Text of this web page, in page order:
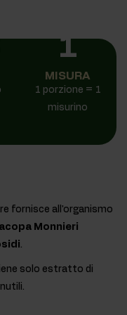
1
MISURA
1 porzione = 1
misurino
fornisce all'organismo
Monnieri
.
solo estratto di